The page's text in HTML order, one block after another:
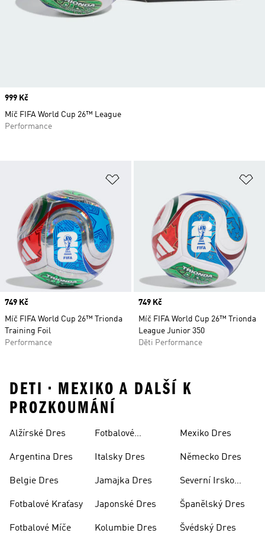
Price
749 Kč
Míč FIFA World Cup 26™ Trionda
Training Foil
Performance
Price
749 Kč
Míč FIFA World Cup 26™ Trionda
League Junior 350
Děti Performance
Price
999 Kč
Míč FIFA World Cup 26™ League
Performance
DETI • MEXIKO A DALŠÍ K
PROZKOUMÁNÍ
Alžírské Dres
Argentina Dres
Belgie Dres
Fotbalové Kraťasy
Fotbalové Míče
Fotbalové
Italsky Dres
Jamajka Dres
Japonské Dres
Kolumbie Dres
Mexiko Dres
Německo Dres
Severní Irsko
Španělský Dres
Švédský Dres